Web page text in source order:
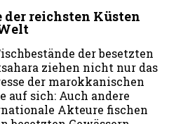
der reichsten Küsten
der besetzten
ziehen nicht nur das
der marokkanischen
auf sich: Auch andere
Akteure fischen